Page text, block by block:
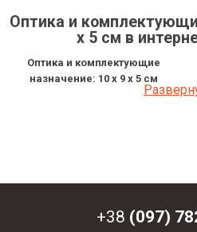
Оптика и
x 5 см в
Оптика и комплектующие
назначение: 10 x 9 x 5 см
Бинокль Konus Titanium Zoomy-25
+38 (097)